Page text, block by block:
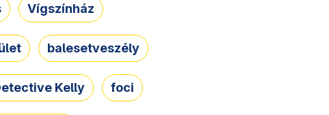
Vígszínház
balesetveszély
Kelly foci